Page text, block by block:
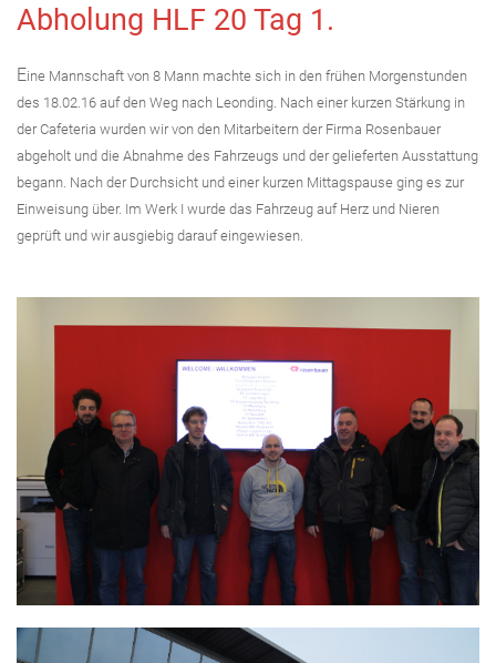
Abholung HLF 20 Tag 1.
Eine Mannschaft von 8 Mann machte sich in den frühen Morgenstunden
des 18.02.16 auf den Weg nach Leonding. Nach einer kurzen Stärkung in
der Cafeteria wurden wir von den Mitarbeitern der Firma Rosenbauer
abgeholt und die Abnahme des Fahrzeugs und der gelieferten Ausstattung
begann. Nach der Durchsicht und einer kurzen Mittagspause ging es zur
Einweisung über. Im Werk I wurde das Fahrzeug auf Herz und Nieren
geprüft und wir ausgiebig darauf eingewiesen.